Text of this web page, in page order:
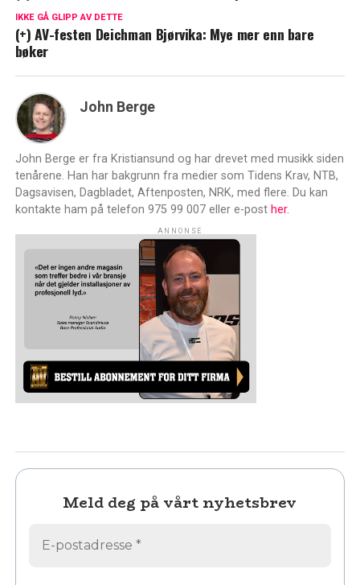
IKKE GÅ GLIPP AV DETTE
(+) AV-festen Deichman Bjørvika: Mye mer enn bare
bøker
John Berge
John Berge er fra Kristiansund og har drevet med musikk siden
tenårene. Han har bakgrunn fra medier som Tidens Krav, NTB,
Dagsavisen, Dagbladet, Aftenposten, NRK, med flere. Du kan
kontakte ham på telefon 975 99 007 eller e-post her.
ANNONSE
Meld deg på vårt nyhetsbrev